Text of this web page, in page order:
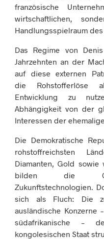
französische
wirtschaftlichen,
Handlungsspielraum
Das Regime von
Jahrzehnten an der
auf diese externen
die Rohstofferlöse
Entwicklung zu
Abhängigkeit von der
Interessen der
Die Demokratische
rohstoffreichsten
Diamanten, Gold
bilden die
Zukunftstechnologien.
sich als Fluch: Die
ausländische Konzerne
südafrikanische –
kongolesischen Staat